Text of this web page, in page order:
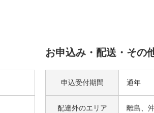
お申込み・配送・その
申込受付期間 通年
配達外のエリア 離島、